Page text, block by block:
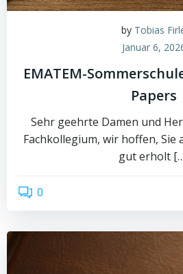
by Tobias
Januar 6,
EMATEM-
Papers
Sehr geehrte Damen und
Fachkollegium, wir hoffen, Sie
gut erholt
0